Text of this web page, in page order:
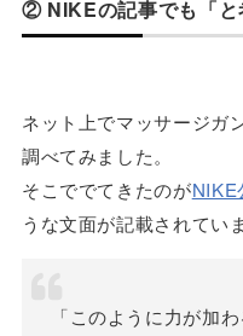
② NIKEの記事でも「と
ネット上でマッサージガ
調べてみました。
そこででてきたのがNIKE
うな文面が記載されていま
「このように力が加